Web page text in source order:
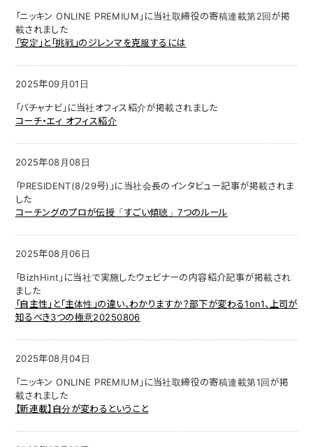
「ニッキン ONLINE PREMIUM」に当社取締役の寄稿連載第2回が掲
載されました
「安定」と「挑戦」のジレンマを克服するには
2025年09月01日
「バチャナビ」に当社オフィス紹介が掲載されました
コーチ・エィ オフィス紹介
2025年08月08日
「PRESIDENT(8/29号)」に当社会長のインタビュー記事が掲載されま
した
コーチングのプロが伝授「すごい傾聴」7つのルール
2025年08月06日
「BizhHint」に当社で実施したウェビナーの内容紹介記事が掲載され
ました
「自主性」と「主体性」の違い、わかりますか？部下が変わる1on1、上司が
知るべき3つの極意20250806
2025年08月04日
「ニッキン ONLINE PREMIUM」に当社取締役の寄稿連載第1回が掲
載されました
【新連載】自分が変わるということ